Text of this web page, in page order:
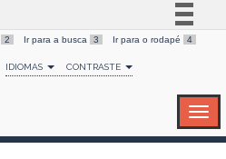
Simplifique!
Comunica BR
2 Ir para a busca 3 Ir para o rodapé 4
IDIOMAS CONTRASTE